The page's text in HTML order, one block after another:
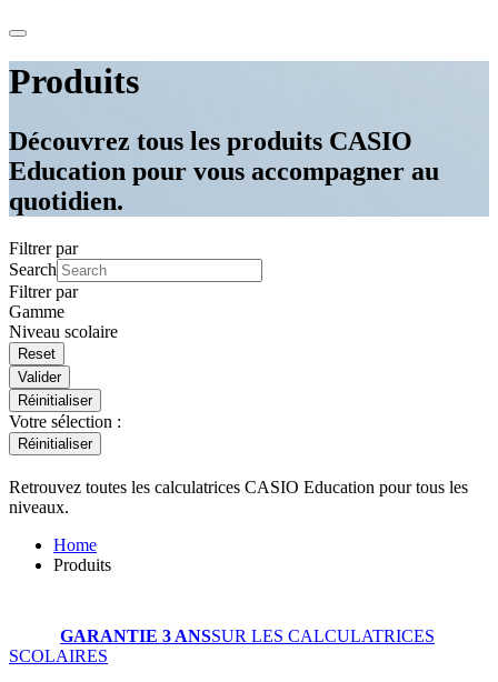
Produits
Découvrez tous les produits CASIO
Education pour vous accompagner au
quotidien.
Filtrer par
Search
Filtrer par
Gamme
Niveau scolaire
Valider
Réinitialiser
Votre sélection :
Réinitialiser
Retrouvez toutes les calculatrices CASIO Education pour tous les
niveaux.
Home
Produits
GARANTIE 3 ANSSUR LES CALCULATRICES
SCOLAIRES